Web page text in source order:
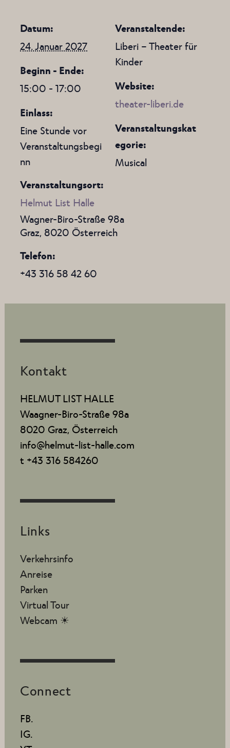
Datum:
24. Januar 2027
Beginn - Ende:
15:00 - 17:00
Einlass:
Eine Stunde vor
Veranstaltungsbegi
nn
Veranstaltende:
Liberi – Theater für
Kinder
Website:
theater-liberi.de
Veranstaltungskat
egorie:
Musical
Veranstaltungsort:
Helmut List Halle
Wagner-Biro-Straße 98a
Graz, 8020 Österreich
Telefon
+43 316 58 42 60
Kontakt
HELMUT LIST HALLE
Waagner-Biro-Straße 98a
8020 Graz, Österreich
info@helmut-list-halle.com
t +43 316 584260
Links
Verkehrsinfo
Anreise
Parken
Virtual Tour
Webcam ☀
Connect
FB.
IG.